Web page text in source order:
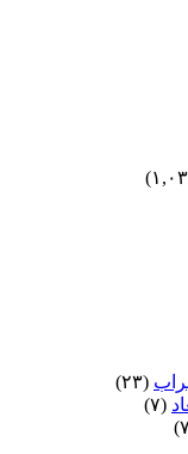
(۲۳)
(۷)